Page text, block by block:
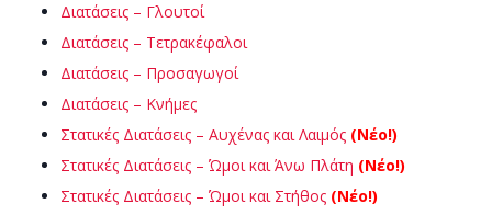
Διατάσεις – Γλουτοί
Διατάσεις – Τετρακέφαλοι
Διατάσεις – Προσαγωγοί
Διατάσεις – Κνήμες
Στατικές Διατάσεις – Αυχένας και Λαιμός (Νέο!)
Στατικές Διατάσεις – Ώμοι και Άνω Πλάτη (Νέο!)
Στατικές Διατάσεις – Ώμοι και Στήθος (Νέο!)